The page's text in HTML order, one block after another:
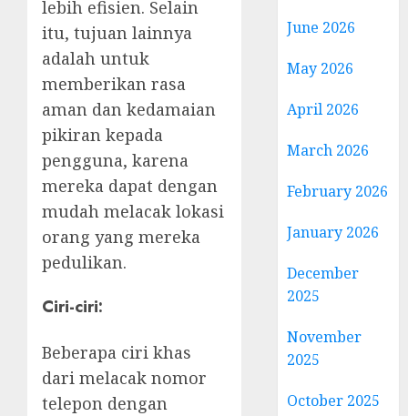
lebih efisien. Selain
itu, tujuan lainnya
adalah untuk
memberikan rasa
aman dan kedamaian
pikiran kepada
pengguna, karena
mereka dapat dengan
mudah melacak lokasi
orang yang mereka
pedulikan.
Ciri-ciri:
Beberapa ciri khas
dari melacak nomor
telepon dengan
June 2026
May 2026
April 2026
March 2026
February 2026
January 2026
December
2025
November
2025
October 2025